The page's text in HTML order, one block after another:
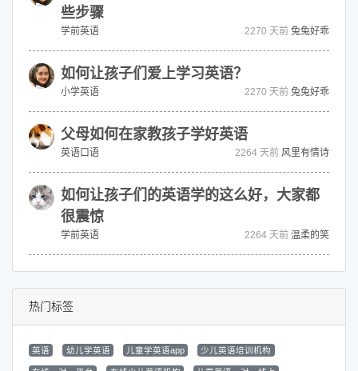
些步骤
学前英语 2270 天前 兔兔好乖
如何让孩子们爱上学习英语？
小学英语 2270 天前 兔兔好乖
父母如何在家教孩子学好英语
英语口语 2264 天前 风里有情诗
如何让孩子们的英语学的这么好，大家都
很震惊
学前英语 2264 天前 温柔的笑
热门标签
英语 幼儿学英语 儿童学英语app 少儿英语培训机构